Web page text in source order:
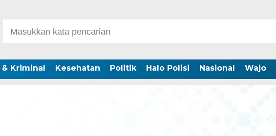
& Kriminal Kesehatan Politik Halo Polisi Nasional Wajo